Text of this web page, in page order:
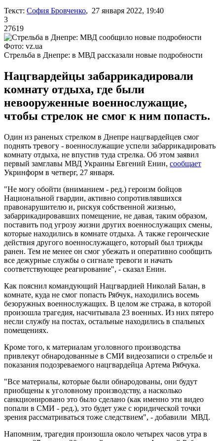
Текст: София Бровченко, 27 января 2022, 19:40
3
27619
Фото: vz.ua
Стрельба в Днепре: в МВД рассказали новые подробности
Нацгвардейцы забаррикадировали
комнату отдыха, где были
невооруженные военнослужащие,
чтобы стрелок не смог к ним попасть.
Один из раненых стрелком в Днепре нацгвардейцев смог
поднять тревогу - военнослужащие успели забаррикадировать
комнату отдыха, не впустив туда стрелка. Об этом заявил
первый замглавы МВД Украины Евгений Енин, сообщает
Укринформ в четверг, 27 января.
"Не могу обойти (вниманием - ред.) героизм бойцов
Национальной гвардии, активно сопротивлявшихся
правонарушителю и, рискуя собственной жизнью,
забаррикадировавших помещение, не давая, таким образом,
поставить под угрозу жизни других военнослужащих смены,
которые находились в комнате отдыха. А также героические
действия другого военнослужащего, который был трижды
ранен. Тем не менее он смог убежать и оперативно сообщить
все дежурные службы о сигнале тревоги и начать
соответствующее реагирование", - сказал Енин.
Как пояснил командующий Нацгвардией Николай Балан, в
комнате, куда не смог попасть Рябчук, находились восемь
безоружных военнослужащих. В целом же стража, в которой
произошла трагедия, насчитывала 23 военных. Из них пятеро
несли службу на постах, остальные находились в спальных
помещениях.
Кроме того, к материалам уголовного производства
привлекут обнародованные в СМИ видеозаписи о стрельбе и
показания подозреваемого нацгвардейца Артема Рябчука.
"Все материалы, которые были обнародованы, они будут
приобщены к уголовному производству, а насколько
санкционировано это было сделано (как именно эти видео
попали в СМИ - ред.), это будет уже с юридической точки
зрения рассматриваться тоже следствием", - добавили МВД.
Напомним, трагедия произошла около четырех часов утра в